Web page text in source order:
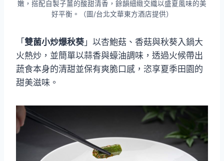
嫩，搭配自製子薑的酸甜清香，餘韻細緻交織以盛夏風味的美
好平衡。（圖/台北文華東方酒店提供）
「 雙菌小炒爆秋葵」以杏鮑菇、香菇與秋葵入鍋大
火熱炒，並簡單以蒜香與蠔油調味，透過火候帶出
蔬食本身的清甜並保有爽脆口感，恣享夏季田園的
甜美滋味。